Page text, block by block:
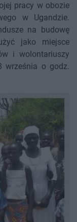
pracy w obozie
w Ugandzie.
na budowę
jako miejsce
i wolontariuszy
września o godz.